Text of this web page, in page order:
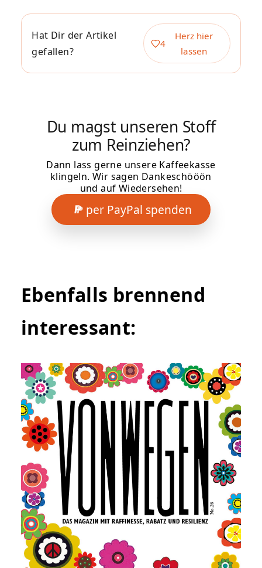
Hat Dir der Artikel
gefallen?
4
Herz hier
lassen
Du magst unseren Stoff
zum Reinziehen?
Dann lass gerne unsere Kaffeekasse
klingeln. Wir sagen Dankeschööön
und auf Wiedersehen!
per PayPal spenden
Ebenfalls brennend
interessant: